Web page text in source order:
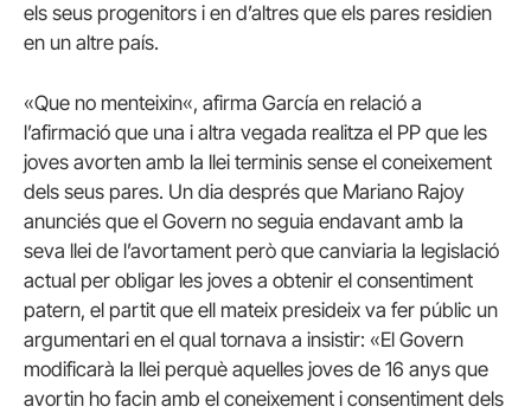
els seus progenitors i en d’altres que els pares residien
en un altre país.
«Que no menteixin«, afirma García en relació a
l’afirmació que una i altra vegada realitza el PP que les
joves avorten amb la llei terminis sense el coneixement
dels seus pares. Un dia després que Mariano Rajoy
anunciés que el Govern no seguia endavant amb la
seva llei de l’avortament però que canviaria la legislació
actual per obligar les joves a obtenir el consentiment
patern, el partit que ell mateix presideix va fer públic un
argumentari en el qual tornava a insistir: «El Govern
modificarà la llei perquè aquelles joves de 16 anys que
avortin ho facin amb el coneixement i consentiment dels